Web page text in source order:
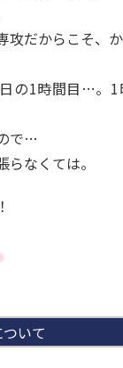
攻だからこそ、か
の1時間目…。1
で…
なくては。
いて